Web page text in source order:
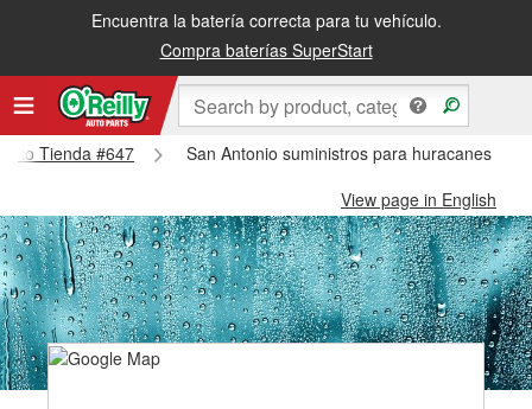
Encuentra la batería correcta para tu vehículo.
Compra baterías SuperStart
Tienda #647
San Antonio suministros para huracanes y
View page in English